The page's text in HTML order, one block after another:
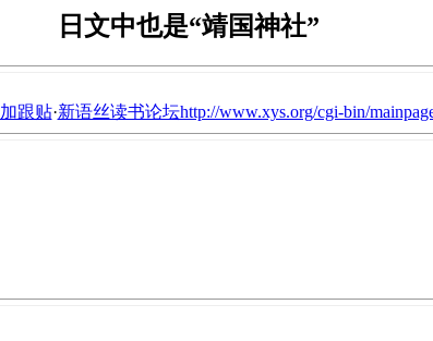
日文中也是“靖国神社”
加跟贴·新语丝读书论坛http://www.xys.org/cgi-bin/